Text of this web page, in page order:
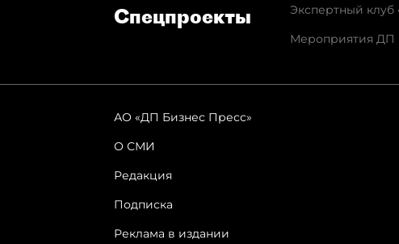
Спец­проекты
Экспертный клуб
Мероприятия ДП
АО «ДП Бизнес Пресс»
О СМИ
Редакция
Подписка
Реклама в издании